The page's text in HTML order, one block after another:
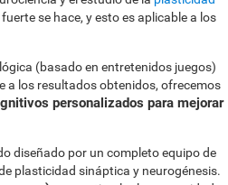
se hace, y esto es aplicable a los
(basado en entretenidos juegos)
a los resultados obtenidos, ofrecemos
personalizados para mejorar
diseñado por un completo equipo de
plasticidad sináptica y neurogénesis.